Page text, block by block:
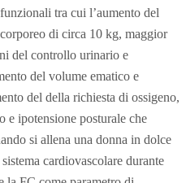
tra cui l’aumento del
di circa 10 kg, maggior
del controllo urinario e
del volume ematico e
del della richiesta di ossigeno,
e ipotensione posturale che
si allena una donna in dolce
cardiovascolare durante